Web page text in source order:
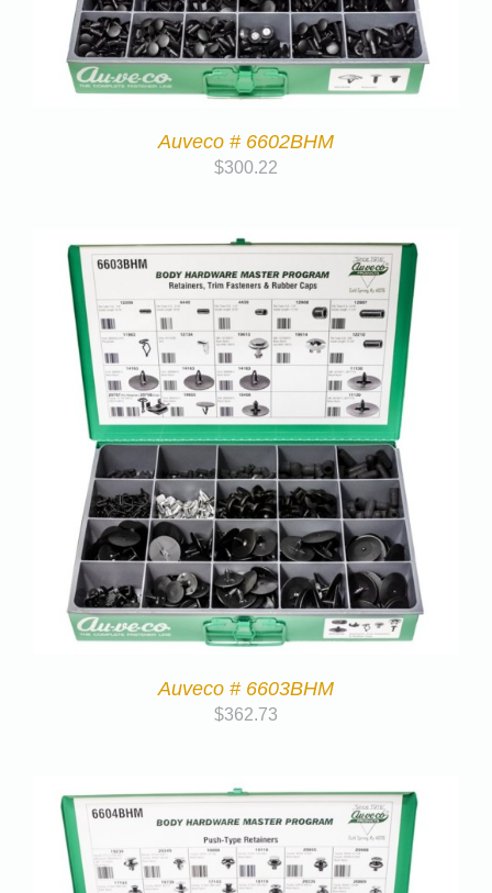
Auveco # 6602BHM
$300.22
Auveco # 6603BHM
$362.73